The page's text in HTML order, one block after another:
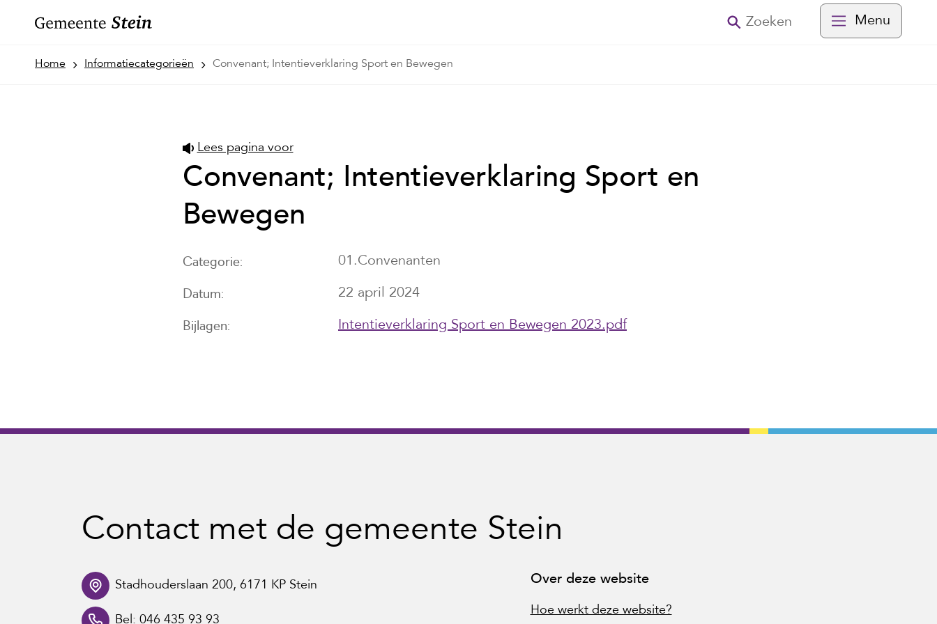
Zoeken Menu
Home Informatiecategorieën Convenant; Intentieverklaring Sport en Bewegen
Lees pagina voor
Convenant; Intentieverklaring Sport en
Bewegen
Categorie 01.Convenanten
Datum 22 april 2024
Bijlagen Intentieverklaring Sport en Bewegen 2023.pdf
Contact met de gemeente Stein
Stadhouderslaan 200, 6171 KP Stein
Bel: 046 435 93 93
Over deze website
Hoe werkt deze website?